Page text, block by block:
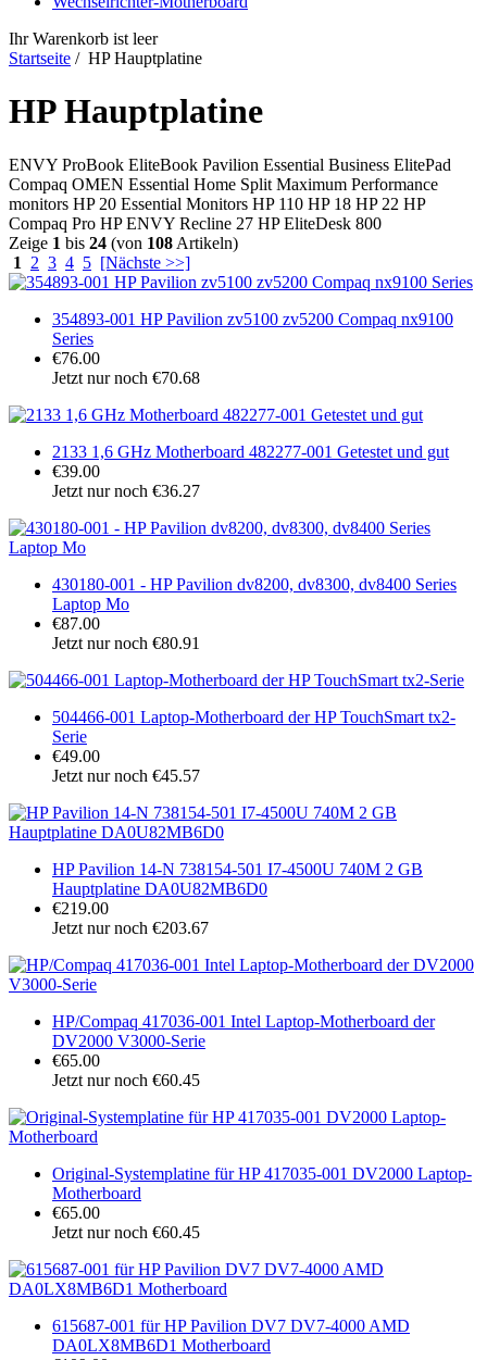
Ihr Warenkorb ist leer
Startseite / HP Hauptplatine
HP Hauptplatine
ENVY ProBook EliteBook Pavilion Essential Business ElitePad
Compaq OMEN Essential Home Split Maximum Performance
monitors HP 20 Essential Monitors HP 110 HP 18 HP 22 HP
Compaq Pro HP ENVY Recline 27 HP EliteDesk 800
Zeige 1 bis 24 (von 108 Artikeln)
1
2 3 4 5 [Nächste >>]
354893-001 HP Pavilion zv5100 zv5200 Compaq nx9100
Series
€76.00
Jetzt nur noch €70.68
2133 1,6 GHz Motherboard 482277-001 Getestet und gut
€39.00
Jetzt nur noch €36.27
430180-001 - HP Pavilion dv8200, dv8300, dv8400 Series
Laptop Mo
€87.00
Jetzt nur noch €80.91
504466-001 Laptop-Motherboard der HP TouchSmart tx2-
Serie
€49.00
Jetzt nur noch €45.57
HP Pavilion 14-N 738154-501 I7-4500U 740M 2 GB
Hauptplatine DA0U82MB6D0
€219.00
Jetzt nur noch €203.67
HP/Compaq 417036-001 Intel Laptop-Motherboard der
DV2000 V3000-Serie
€65.00
Jetzt nur noch €60.45
Original-Systemplatine für HP 417035-001 DV2000 Laptop-
Motherboard
€65.00
Jetzt nur noch €60.45
615687-001 für HP Pavilion DV7 DV7-4000 AMD
DA0LX8MB6D1 Motherboard